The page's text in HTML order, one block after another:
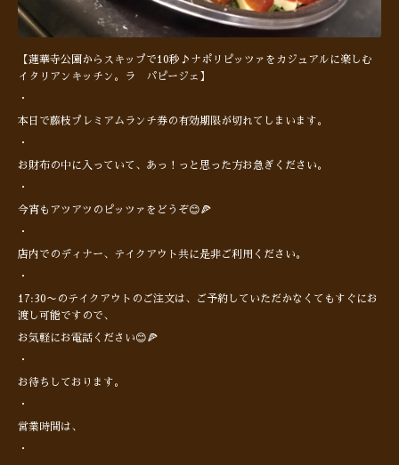
【蓮華寺公園からスキップで10秒♪ナポリピッツァをカジュアルに楽しむ
イタリアンキッチン。ラ パピージェ】
・
本日で藤枝プレミアムランチ券の有効期限が切れてしまいます。
・
お財布の中に入っていて、あっ！っと思った方お急ぎください。
・
今宵もアツアツのピッツァをどうぞ😊🍕
・
店内でのディナー、テイクアウト共に是非ご利用ください。
・
17:30〜のテイクアウトのご注文は、ご予約していただかなくてもすぐにお
渡し可能ですので、
お気軽にお電話ください😊🍕
・
お待ちしております。
・
営業時間は、
・